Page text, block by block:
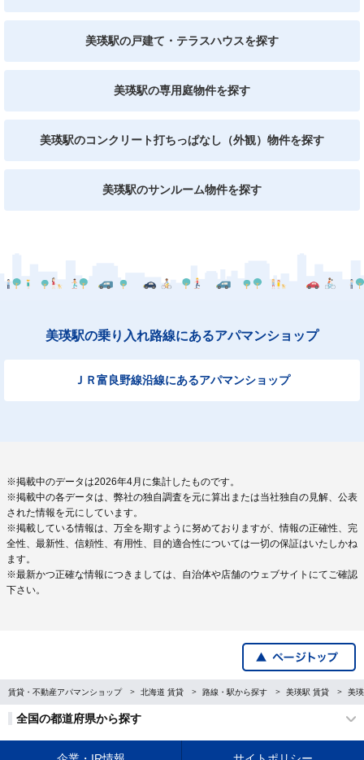
美瑛駅の戸建て・テラスハウスを探す
美瑛駅の専用庭物件を探す
美瑛駅のコンクリート打ちっぱなし（外観）物件を探す
美瑛駅のサンルーム物件を探す
美瑛駅の乗り入れ路線にあるアパマンショップ
ＪＲ富良野線沿線にあるアパマンショップ
※掲載中のデータは2026年4月に集計したものです。
※掲載中の各データは、弊社の独自調査を元に算出または当社独自の見解、公表
された情報を元にしています。
※掲載している情報は、万全を期すように努めておりますが、情報の正確性、完
全性、最新性、信頼性、有用性、目的適合性については一切の保証はいたしかね
ます。
※最新かつ正確な情報につきましては、自治体や店舗のウェブサイトにてご確認
下さい。
賃貸・不動産アパマンショップ 北海道 賃貸 路線・駅から探す 美瑛駅 賃貸 美
全国の都道府県から探す